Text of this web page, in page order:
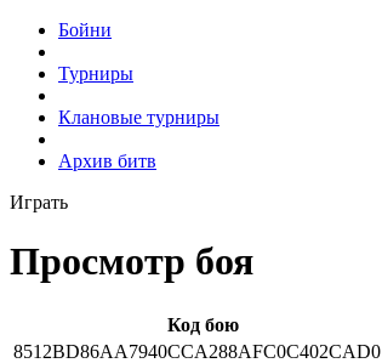
Бойни
Турниры
Клановые турниры
Архив битв
Играть
Просмотр боя
Код бою
8512BD86AA7940CCA288AFC0C402CAD0